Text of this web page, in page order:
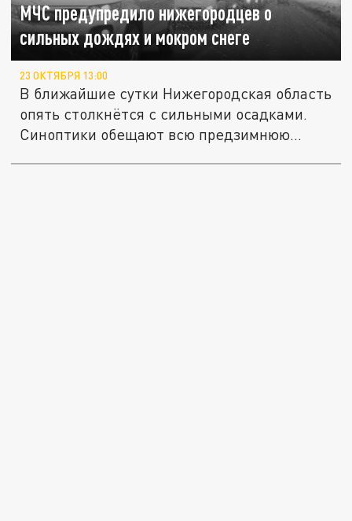
МЧС предупредило нижегородцев о
сильных дождях и мокром снеге
23 ОКТЯБРЯ 13:00
В ближайшие сутки Нижегородская область
опять столкнётся с сильными осадками.
Синоптики обещают всю предзимнюю...